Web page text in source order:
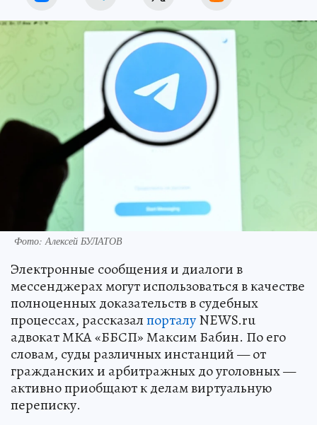
Фото: Алексей БУЛАТОВ
Электронные сообщения и диалоги в
мессенджерах могут использоваться в качестве
полноценных доказательств в судебных
процессах, рассказалпорталуNEWS.ru
адвокат МКА «ББСП» Максим Бабин. По его
словам, суды различных инстанций — от
гражданских и арбитражных до уголовных —
активно приобщают к делам виртуальную
переписку.